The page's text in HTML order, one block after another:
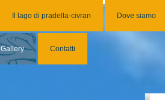
Il lago di pradella-civran Dove siamo
Contatti